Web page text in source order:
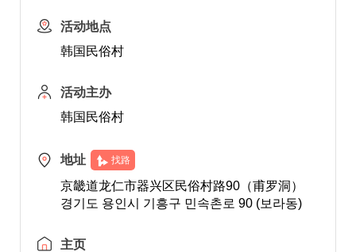
活动地点
韩国民俗村
活动主办
韩国民俗村
地址 找路
京畿道龙仁市器兴区民俗村路90（甫罗洞）
경기도 용인시 기흥구 민속촌로 90 (보라동)
主页